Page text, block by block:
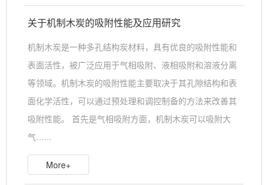
关于机制木炭的吸附性能及应用研究
机制木炭是一种多孔结构炭材料，具有优良的吸附性能和
表面活性，被广泛应用于气相吸附、液相吸附和溶液分离
等领域。机制木炭的吸附性能主要取决于其孔隙结构和表
面化学活性，可以通过预处理和调控制备的方法来改善其
吸附性能。 首先是气相吸附方面，机制木炭可以吸附大
气…...
More+